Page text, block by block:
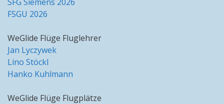
FSGU 2026
WeGlide Flüge Fluglehrer
Jan Lyczywek
Lino Stöckl
Hanko Kuhlmann
WeGlide Flüge Flugplätze